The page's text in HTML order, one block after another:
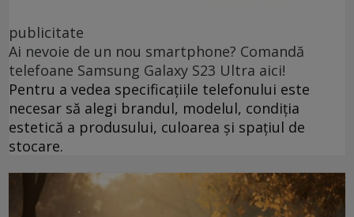
publicitate
Ai nevoie de un nou smartphone? Comandă
telefoane Samsung Galaxy S23 Ultra aici!
Pentru a vedea specificațiile telefonului este
necesar să alegi brandul, modelul, condiția
estetică a produsului, culoarea și spațiul de
stocare.